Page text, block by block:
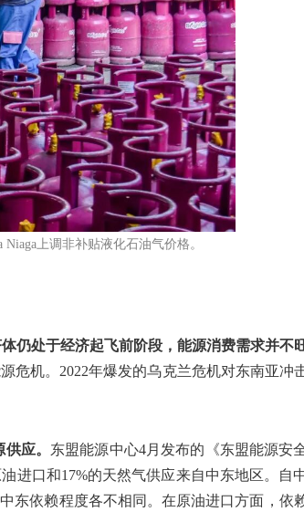
上调非补贴液化石油气价格。
仍处于经济起飞前阶段，能源消费需求并不
危机。2022年爆发的乌克兰危机对东南亚冲
应。 东盟能源中心4月发布的《东盟能源安
进口和17%的天然气供应来自中东地区。自
东依赖程度各不相同。在原油进口方面，依